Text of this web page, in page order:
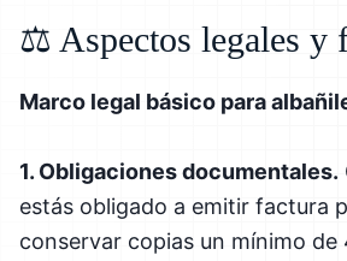
⚖️ Aspectos legales y
Marco legal básico para
1. Obligaciones documentales.
estás obligado a emitir factura
conservar copias un mínimo de